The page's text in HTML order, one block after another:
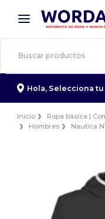
× App de
¡Mejores precios
Hola, Selecciona
Inicio Ropa básica |
Hombres
Nautica